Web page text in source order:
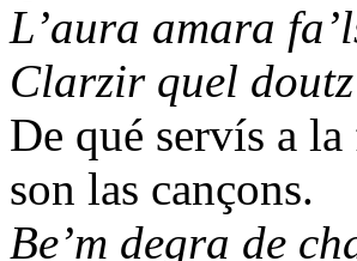
L’aura amara
Clarzir quel
De qué servís a
son las cançons.
Be’m degra de